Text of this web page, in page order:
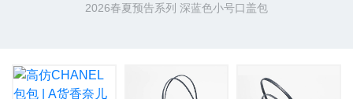
2026春夏预告系列 深蓝色小号口盖包